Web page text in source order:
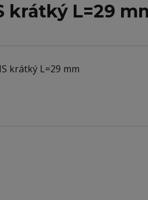
krátký L=29